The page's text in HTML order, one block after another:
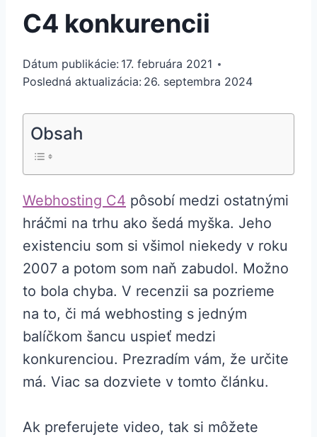
C4 konkurencii
Dátum publikácie: 17. februára 2021
Posledná aktualizácia: 26. septembra 2024
Obsah
Webhosting C4 pôsobí medzi ostatnými
hráčmi na trhu ako šedá myška. Jeho
existenciu som si všimol niekedy v roku
2007 a potom som naň zabudol. Možno
to bola chyba. V recenzii sa pozrieme
na to, či má webhosting s jedným
balíčkom šancu uspieť medzi
konkurenciou. Prezradím vám, že určite
má. Viac sa dozviete v tomto článku.
Ak preferujete video, tak si môžete